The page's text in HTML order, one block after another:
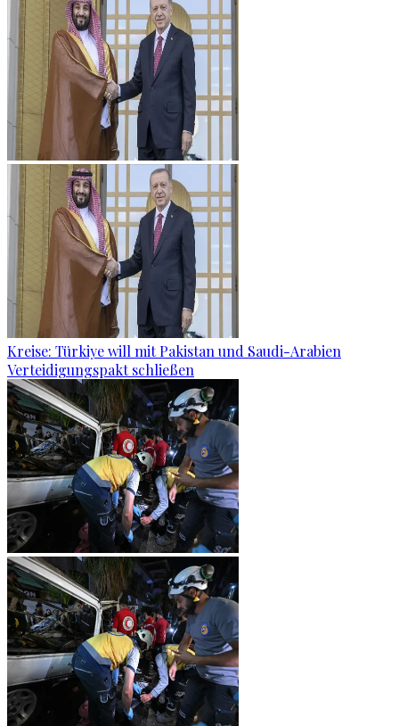
Kreise: Türkiye will mit Pakistan und Saudi-Arabien
Verteidigungspakt schließen